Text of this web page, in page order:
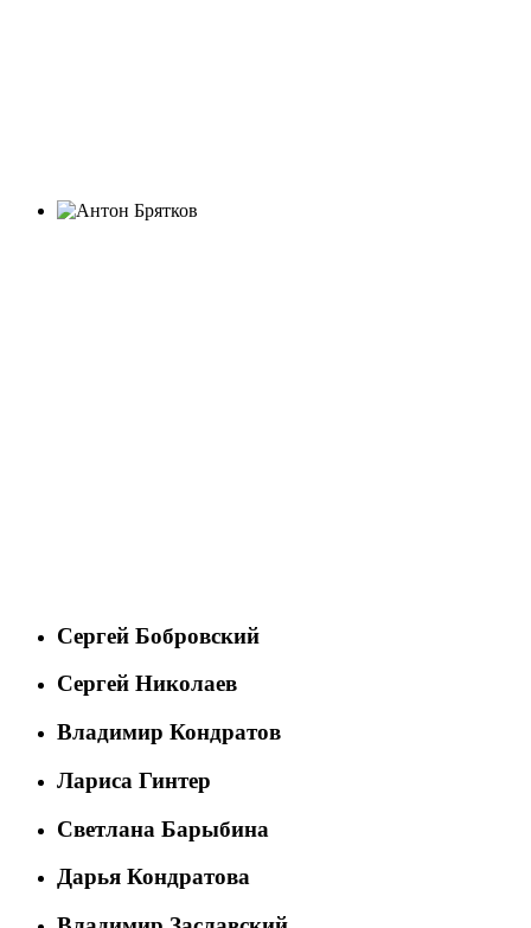
Сергей Бобровский
Сергей Николаев
Владимир Кондратов
Лариса Гинтер
Светлана Барыбина
Дарья Кондратова